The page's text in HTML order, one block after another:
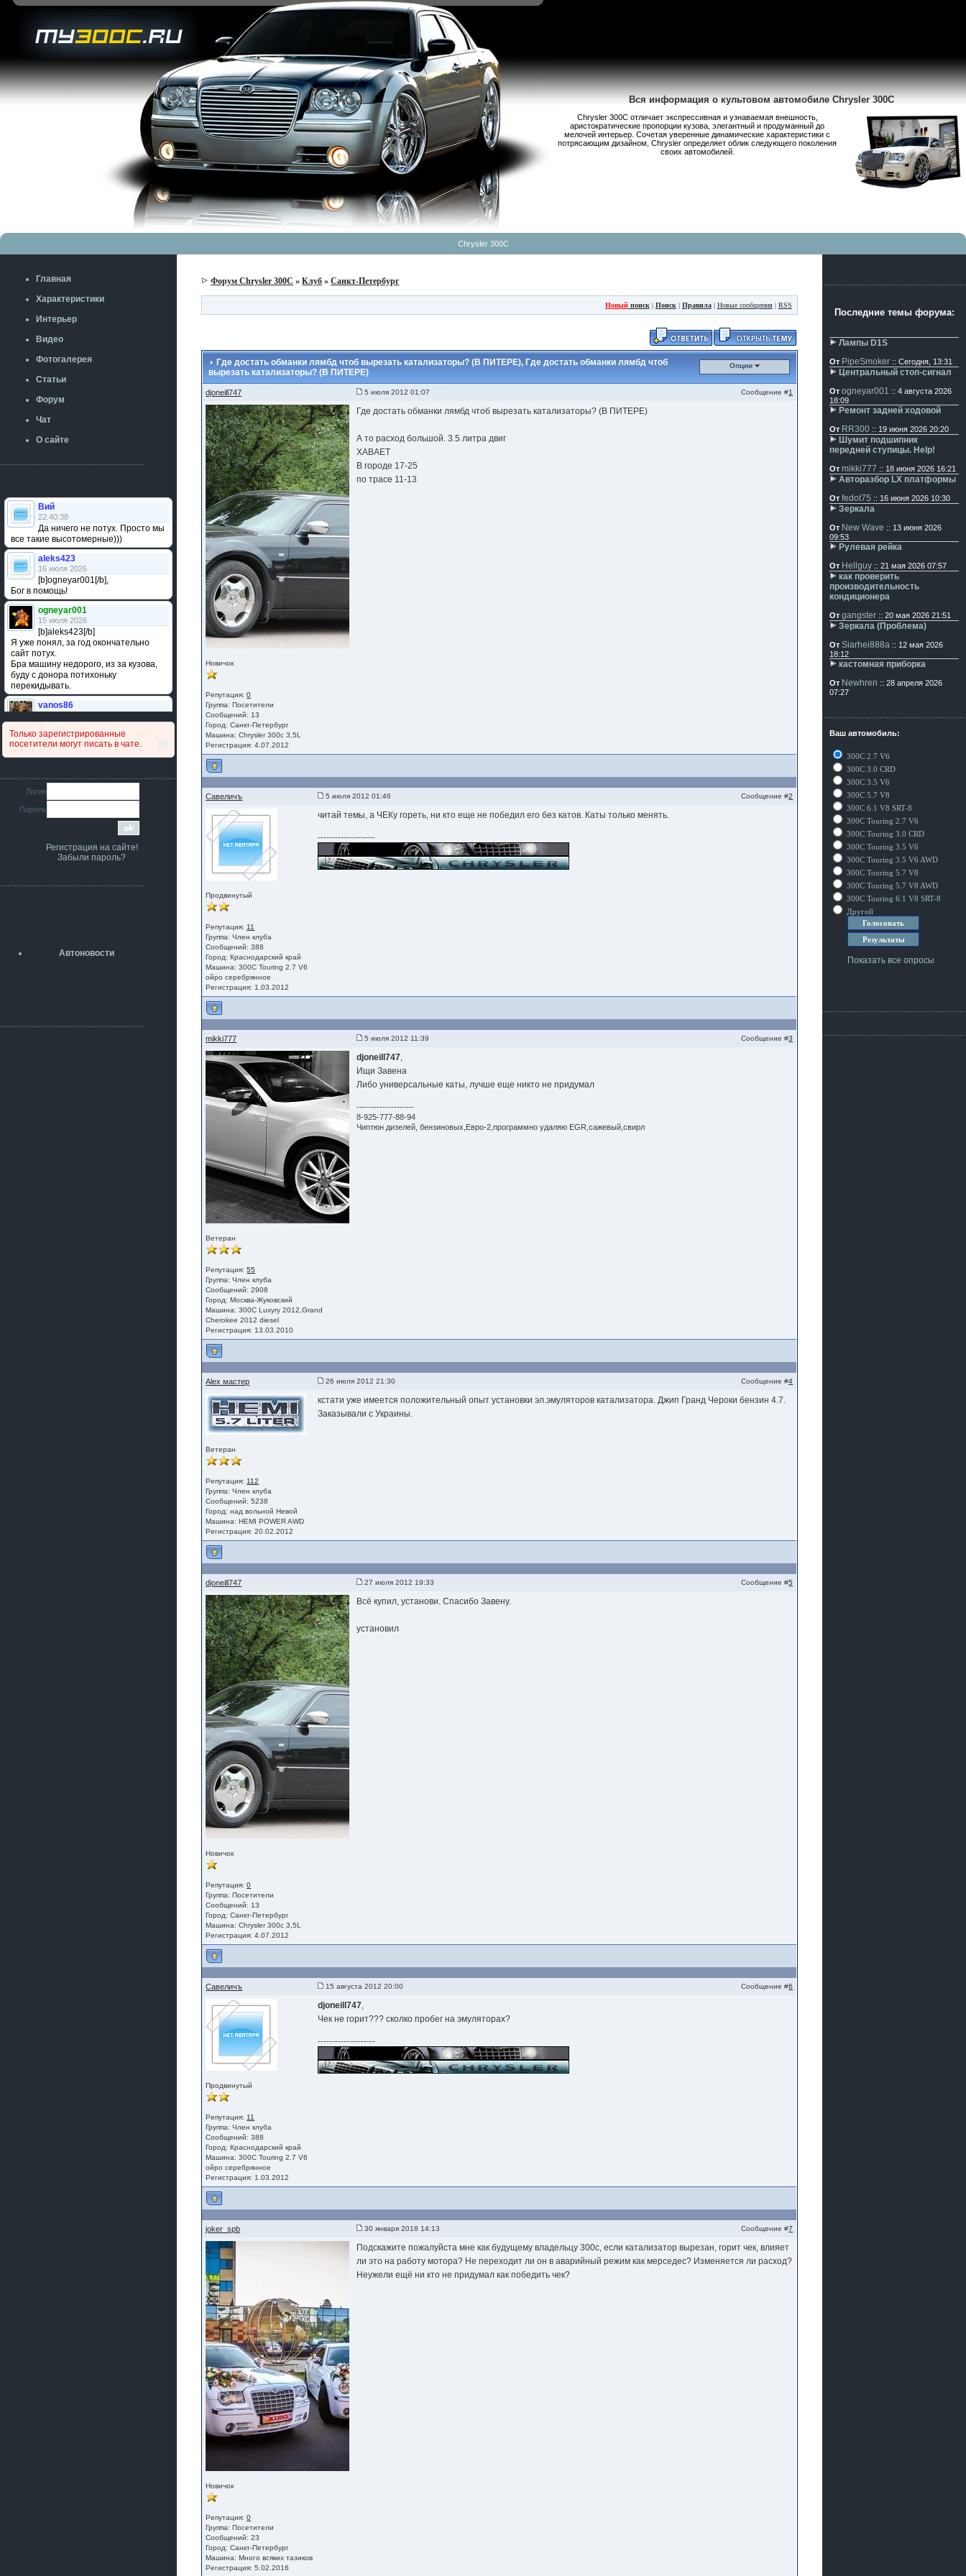
Вся информация о культовом автомобиле Chrysler 300C
Chrysler 300С отличает экспрессивная и узнаваемая внешность,
аристократические пропорции кузова, элегантный и продуманный до
мелочей интерьер. Сочетая уверенные динамические характеристики с
потрясающим дизайном, Chrysler определяет облик следующего поколения
своих автомобилей.
Chrysler 300C
Главная
Характеристики
Интерьер
Видео
Фотогалерея
Статьи
Форум
Чат
О сайте
Вий
22:40:38
Да ничего не потух. Просто мы
все такие высотомерные)))
aleks423
16 июля 2026
[b]ogneyar001[/b],
Бог в помощь!
ogneyar001
15 июля 2026
[b]aleks423[/b]
Я уже понял, за год окончательно
сайт потух.
Бра машину недорого, из за кузова,
буду с донора потихоньку
перекидывать.
vanos86
сравнивал подушку акпп бензиновой и
дизельной машины намера
4578063AG и 4578061AG? По фото
iMrCoffeeBLR4
11 июля 2026
[b]era124[/b],
Ага понял буду знать спасибо
era124
7 июля 2026
разболтовка 5х114.3 спокойно
А здесь уже кладбищенская тишина...
Только зарегистрированные
посетители могут писать в чате.
Логин
Пароль
Регистрация на сайте!
Забыли пароль?
Автоновости
Форум Chrysler 300C »Клуб »Санкт-Петербург
Новыйпоиск| Поиск| Правила| Новые сообщения| RSS
Где достать обманки лямбд чтоб вырезать катализаторы? (В ПИТЕРЕ), Где достать обманки лямбд чтоб
вырезать катализаторы? (В ПИТЕРЕ)
Опции
djoneill747 5 июля 2012 01:07 Сообщение #1
Новичок
Репутация:0
Группа:Посетители
Сообщений: 13
Город: Санкт-Петербург
Машина: Chrysler 300c 3,5L
Регистрация: 4.07.2012
Где достать обманки лямбд чтоб вырезать катализаторы? (В ПИТЕРЕ)
А то расход большой. 3.5 литра двиг
ХАВАЕТ
В городе 17-25
по трасе 11-13
Савеличъ 5 июля 2012 01:46 Сообщение #2
Продвинутый
Репутация: 11
Группа:Член клуба
Сообщений: 388
Город: Краснодарский край
Машина: 300C Touring 2.7 V6
ойро серебрянное
Регистрация: 1.03.2012
читай темы, а ЧЕКу гореть, ни кто еще не победил его без катов. Каты только менять.
--------------------
mikki777 5 июля 2012 11:39 Сообщение #3
Ветеран
Репутация:55
Группа:Член клуба
Сообщений: 2908
Город: Москва-Жуковский
Машина: 300C Luxyry 2012,Grand
Cherokee 2012 diesel
Регистрация: 13.03.2010
djoneill747,
Ищи Завена
Либо универсальные каты, лучше еще никто не придумал
--------------------
8-925-777-88-94
Чиптюн дизелей, бензиновых,Евро-2,программно удаляю EGR,сажевый,свирл
Alex мастер 26 июля 2012 21:30 Сообщение #4
Ветеран
Репутация: 112
Группа:Член клуба
Сообщений: 5238
Город: над вольной Невой
Машина: HEMI POWER AWD
Регистрация: 20.02.2012
кстати уже имеется положительный опыт установки эл.эмуляторов катализатора. Джип Гранд Чероки бензин 4.7.
Заказывали с Украины.
djoneill747 27 июля 2012 19:33 Сообщение #5
Новичок
Репутация:0
Группа:Посетители
Сообщений: 13
Город: Санкт-Петербург
Машина: Chrysler 300c 3,5L
Регистрация: 4.07.2012
Всё купил, установи. Спасибо Завену.
установил
Савеличъ 15 августа 2012 20:00 Сообщение #6
Продвинутый
Репутация: 11
Группа:Член клуба
Сообщений: 388
Город: Краснодарский край
Машина: 300C Touring 2.7 V6
ойро серебрянное
Регистрация: 1.03.2012
djoneill747,
Чек не горит??? сколко пробег на эмуляторах?
--------------------
joker_spb 30 января 2018 14:13 Сообщение #7
Новичок
Репутация:0
Группа:Посетители
Сообщений: 23
Город: Санкт-Петербург
Машина: Много всяких тазиков
Регистрация: 5.02.2016
Подскажите пожалуйста мне как будущему владельцу 300с, если катализатор вырезан, горит чек, влияет
ли это на работу мотора? Не переходит ли он в аварийный режим как мерседес? Изменяется ли расход?
Неужели ещё ни кто не придумал как победить чек?
Последние темы форума:
Лампы D1S
От PipeSmoker :: Сегодня, 13:31
Центральный стоп-сигнал
От ogneyar001 :: 4 августа 2026
18:09
Ремонт задней ходовой
От RR300 :: 19 июня 2026 20:20
Шумит подшипник
передней ступицы. Help!
От mikki777 :: 18 июня 2026 16:21
Авторазбор LX платформы
От fedot75 :: 16 июня 2026 10:30
Зеркала
От New Wave :: 13 июня 2026
09:53
Рулевая рейка
От Hellguy :: 21 мая 2026 07:57
как проверить
производительность
кондиционера
От gangster :: 20 мая 2026 21:51
Зеркала (Проблема)
От Siarhei888a :: 12 мая 2026
18:12
кастомная приборка
От Newhren :: 28 апреля 2026
07:27
Ваш автомобиль:
300C 2.7 V6
300C 3.0 CRD
300C 3.5 V6
300C 5.7 V8
300C 6.1 V8 SRT-8
300C Touring 2.7 V6
300C Touring 3.0 CRD
300C Touring 3.5 V6
300C Touring 3.5 V6 AWD
300C Touring 5.7 V8
300C Touring 5.7 V8 AWD
300C Touring 6.1 V8 SRT-8
Другой
Показать все опросы